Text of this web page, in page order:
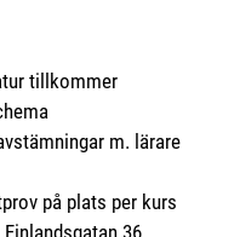
tillkommer
m. lärare
på plats per kurs